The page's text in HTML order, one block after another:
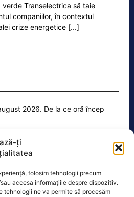
ți
folosim tehnologii precum
accesa informațiile despre dispozitiv.
tehnologii ne va permite să procesăm
verde Transelectrica să taie
companiilor, în contextul
crize energetice [...]
2026. De la ce oră încep
7-9 august, aduc în centrul
trei seri de concert, un